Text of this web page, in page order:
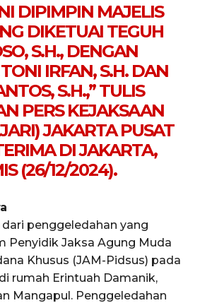
DIPIMPIN MAJELIS
DIKETUAI TEGUH
S.H., DENGAN
IRFAN, S.H. DAN
S.H.,” TULIS
PERS KEJAKSAAN
JAKARTA PUSAT
DI JAKARTA,
(26/12/2024).
penggeledahan yang
Penyidik Jaksa Agung Muda
Khusus (JAM-Pidsus) pada
rumah Erintuah Damanik,
Mangapul. Penggeledahan